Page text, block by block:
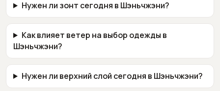
Нужен ли зонт сегодня в Шэньчжэни?
Как влияет ветер на выбор одежды в
Шэньчжэни?
Нужен ли верхний слой сегодня в Шэньчжэни?